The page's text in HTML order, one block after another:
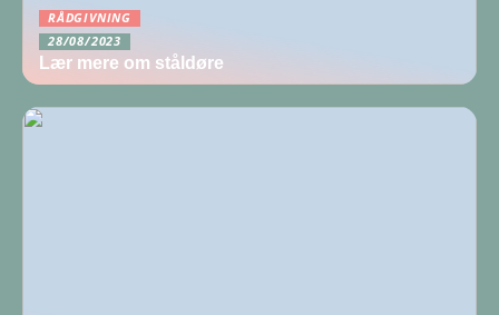
RÅDGIVNING
28/08/2023
Lær mere om ståldøre